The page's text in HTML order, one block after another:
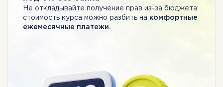
Не откладывайте получение прав из-за бюджета:
стоимость курса можно разбить на комфортные
ежемесячные платежи.